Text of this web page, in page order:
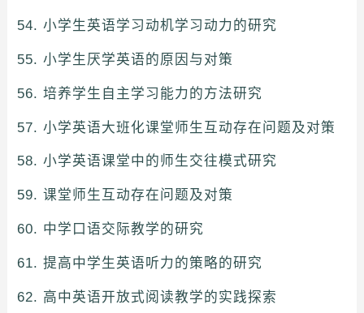
54. 小学生英语学习动机学习动力的研究
55. 小学生厌学英语的原因与对策
56. 培养学生自主学习能力的方法研究
57. 小学英语大班化课堂师生互动存在问题及对策
58. 小学英语课堂中的师生交往模式研究
59. 课堂师生互动存在问题及对策
60. 中学口语交际教学的研究
61. 提高中学生英语听力的策略的研究
62. 高中英语开放式阅读教学的实践探索